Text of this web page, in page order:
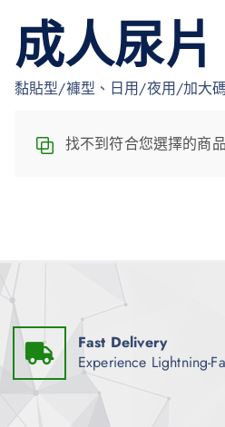
成人尿
黏貼型/褲型、日用/夜用/加大
找不到符合您選擇的商品
Fast Delivery
Experience Lightning-